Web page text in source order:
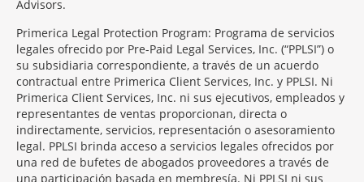
Advisors.
Primerica Legal Protection Program: Programa de servicios
legales ofrecido por Pre-Paid Legal Services, Inc. (“PPLSI”) o
su subsidiaria correspondiente, a través de un acuerdo
contractual entre Primerica Client Services, Inc. y PPLSI. Ni
Primerica Client Services, Inc. ni sus ejecutivos, empleados y
representantes de ventas proporcionan, directa o
indirectamente, servicios, representación o asesoramiento
legal. PPLSI brinda acceso a servicios legales ofrecidos por
una red de bufetes de abogados proveedores a través de
una participación basada en membresía. Ni PPLSI ni sus